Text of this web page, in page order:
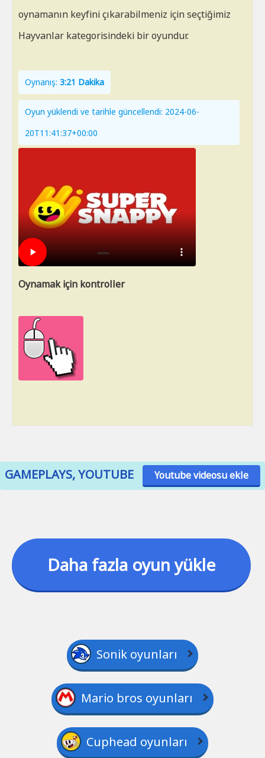
oynamanın keyfini çıkarabilmeniz için seçtiğimiz
Hayvanlar kategorisindeki bir oyundur.
Oynanış: 3:21 Dakika
Oyun yüklendi ve tarihle güncellendi: 2024-06-
20T11:41:37+00:00
Oynamak için kontroller
GAMEPLAYS, YOUTUBE Youtube videosu ekle
Daha fazla oyun yükle
Sonik oyunları
Mario bros oyunları
Cuphead oyunları